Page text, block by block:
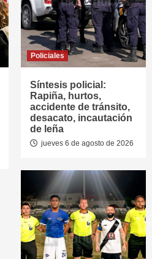
Policiales
Síntesis policial:
Rapiña, hurtos,
accidente de tránsito,
desacato, incautación
de leña
jueves 6 de agosto de 2026